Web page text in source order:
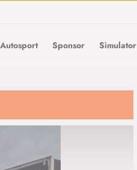
Autosport Sponsor Simulator